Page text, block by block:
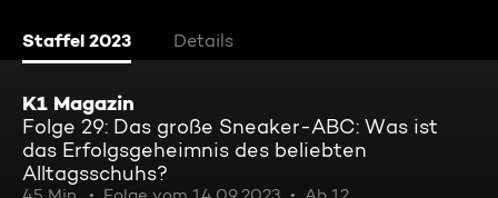
Staffel 2023 Details
K1 Magazin
Folge 29: Das große Sneaker-ABC: Was ist
das Erfolgsgeheimnis des beliebten
Alltagsschuhs?